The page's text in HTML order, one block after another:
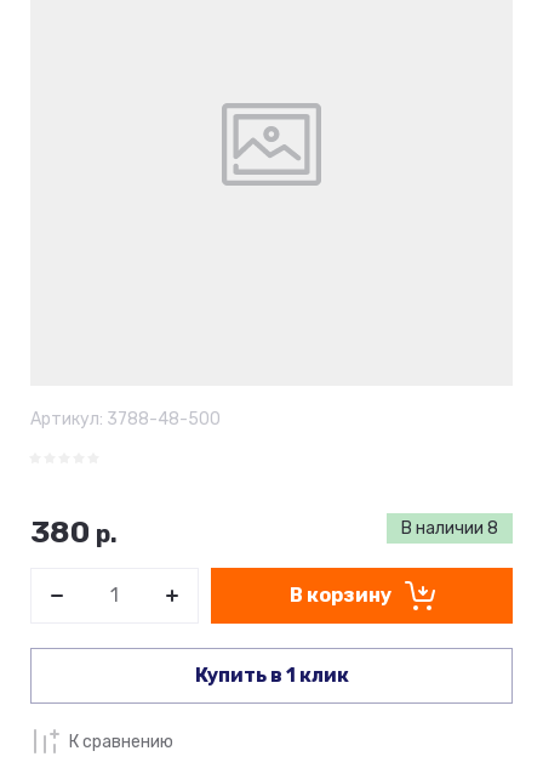
Артикул: 3788-48-500
В наличии 8
380 р.
В корзину
Купить в 1 клик
К сравнению